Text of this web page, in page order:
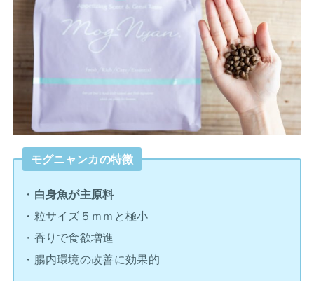
モグニャンカの特徴
・ 白身魚が主原料
・粒サイズ５ｍｍと極小
・香りで食欲増進
・腸内環境の改善に効果的